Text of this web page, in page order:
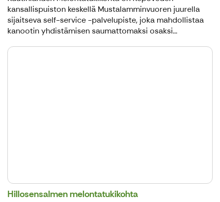
kansallispuiston keskellä Mustalamminvuoren juurella
sijaitseva self-service -palvelupiste, joka mahdollistaa
kanootin yhdistämisen saumattomaksi osaksi...
Hillosensalmen melontatukikohta